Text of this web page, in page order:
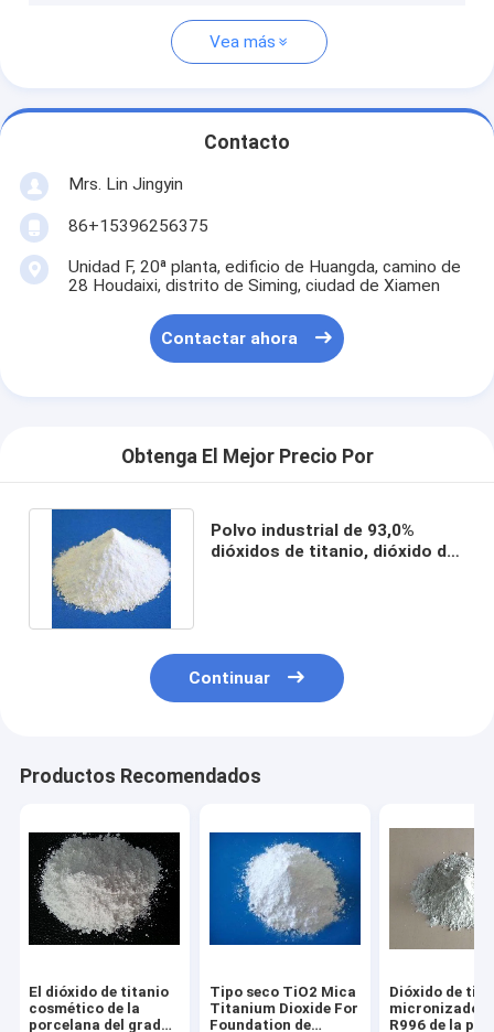
Vea más
Contacto
Mrs. Lin Jingyin
86+15396256375
Unidad F, 20ª planta, edificio de Huangda, camino de
28 Houdaixi, distrito de Siming, ciudad de Xiamen
Contactar ahora
Obtenga El Mejor Precio Por
Polvo industrial de 93,0%
dióxidos de titanio, dióxido de
Continuar
Productos Recomendados
El dióxido de titanio
cosmético de la
porcelana del grado
Tipo seco TiO2 Mica
Titanium Dioxide For
Foundation de
Dióxido de
micronizado
R996 de la